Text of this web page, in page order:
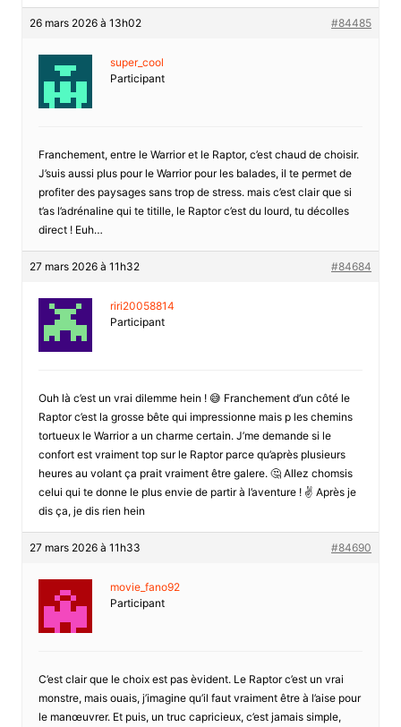
26 mars 2026 à 13h02 #84485
super_cool
Participant
Franchement, entre le Warrior et le Raptor, c’est chaud de choisir.
J’suis aussi plus pour le Warrior pour les balades, il te permet de
profiter des paysages sans trop de stress. mais c’est clair que si
t’as l’adrénaline qui te titille, le Raptor c’est du lourd, tu décolles
direct ! Euh…
27 mars 2026 à 11h32 #84684
riri20058814
Participant
Ouh là c’est un vrai dilemme hein ! 😅 Franchement d’un côté le
Raptor c’est la grosse bête qui impressionne mais p les chemins
tortueux le Warrior a un charme certain. J’me demande si le
confort est vraiment top sur le Raptor parce qu’après plusieurs
heures au volant ça prait vraiment être galere. 🤔 Allez chomsis
celui qui te donne le plus envie de partir à l’aventure ! ✌️ Après je
dis ça, je dis rien hein
27 mars 2026 à 11h33 #84690
movie_fano92
Participant
C’est clair que le choix est pas èvident. Le Raptor c’est un vrai
monstre, mais ouais, j’imagine qu’il faut vraiment être à l’aise pour
le manœuvrer. Et puis, un truc capricieux, c’est jamais simple,